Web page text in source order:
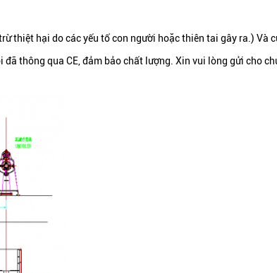
thiệt hại do các yếu tố con người hoặc thiên tai gây ra.) Và
đã thông qua CE, đảm bảo chất lượng. Xin vui lòng gửi cho